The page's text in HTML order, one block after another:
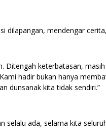
dilapangan, mendengar
Ditengah keterbatasan,
hadir bukan hanya
dunsanak kita tidak sendiri.”
selalu ada, selama kita